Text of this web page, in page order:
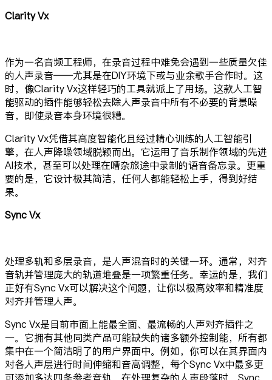
Clarity Vx
作为一名音频工程师，在录音过程中难免会遇到一些质量欠佳
的人声录音——尤其是在DIY环境下或与业余歌手合作时。这
时，像Clarity Vx这样轻巧的工具就派上了用场。这款人工智
能驱动的插件能够轻松去除人声录音中所有不必要的背景噪
音，即使录音本身环境很糟。
Clarity Vx凭借其高度智能化且经过精心训练的人工智能引
擎，在人声降噪领域脱颖而出。它运用了音乐制作领域的先进
AI技术，甚至可以处理在嘈杂旅途中录制的语音备忘录。更重
要的是，它设计极其简洁，任何人都能轻松上手，得到好结
果。
Sync Vx
处理多轨和多层录音，是人声混音时的关键一环。通常，对齐
音轨并管理庞大的轨道堆叠是一项繁重任务。幸运的是，我们
正好有Sync Vx可以解决这个问题，让你以极高效率和精准度
对齐并管理人声。
Sync Vx是目前市面上能最全面、最流畅的人声对齐插件之
一。它拥有其他同类产品可能缺失的诸多额外控制能，所有都
集中在一个简洁明了的用户界面中。例如，你可以在其界面内
对各人声层进行时间伸缩和音高调整，每个Sync Vx中最多更